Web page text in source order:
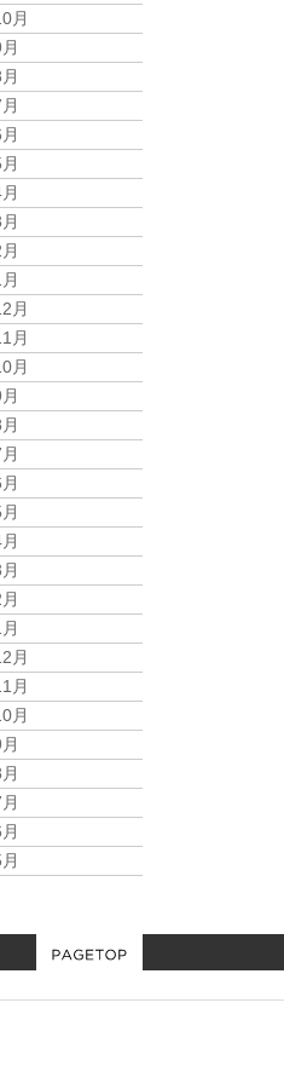
月
月
月
月
月
月
月